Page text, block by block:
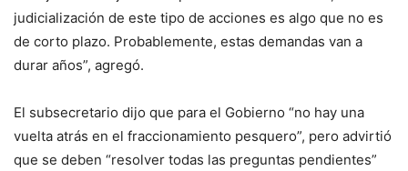
judicialización de este tipo de acciones es algo que no es
de corto plazo. Probablemente, estas demandas van a
durar años”, agregó.
El subsecretario dijo que para el Gobierno “no hay una
vuelta atrás en el fraccionamiento pesquero”, pero advirtió
que se deben “resolver todas las preguntas pendientes”